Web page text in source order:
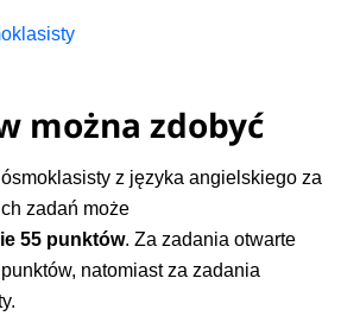
można zdobyć
z języka angielskiego za
zadań może
55 punktów. Za zadania otwarte
natomiast za zadania